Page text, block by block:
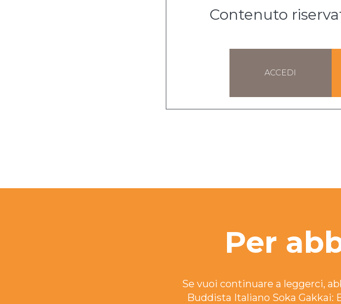
Contenuto
ACCEDI
Per
Se vuoi continuare a leggerci,
Buddista Italiano Soka Gakkai: